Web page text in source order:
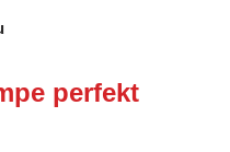
perfekt